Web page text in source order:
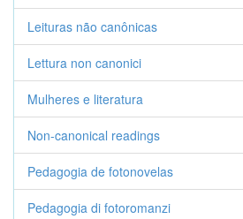
Leituras não canônicas
Lettura non canonici
Mulheres e literatura
Non-canonical readings
Pedagogia de fotonovelas
Pedagogia di fotoromanzi